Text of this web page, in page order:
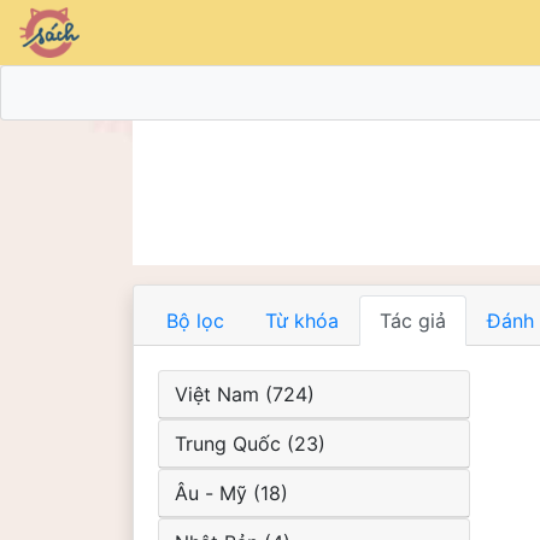
Bộ lọc Từ khóa Tác giả Đánh
Việt Nam (724)
Trung Quốc (23)
Âu - Mỹ (18)